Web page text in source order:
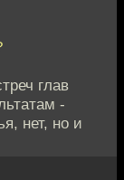
глав
-
нет, но и